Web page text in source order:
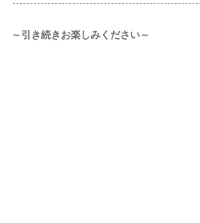
～引き続きお楽しみください～